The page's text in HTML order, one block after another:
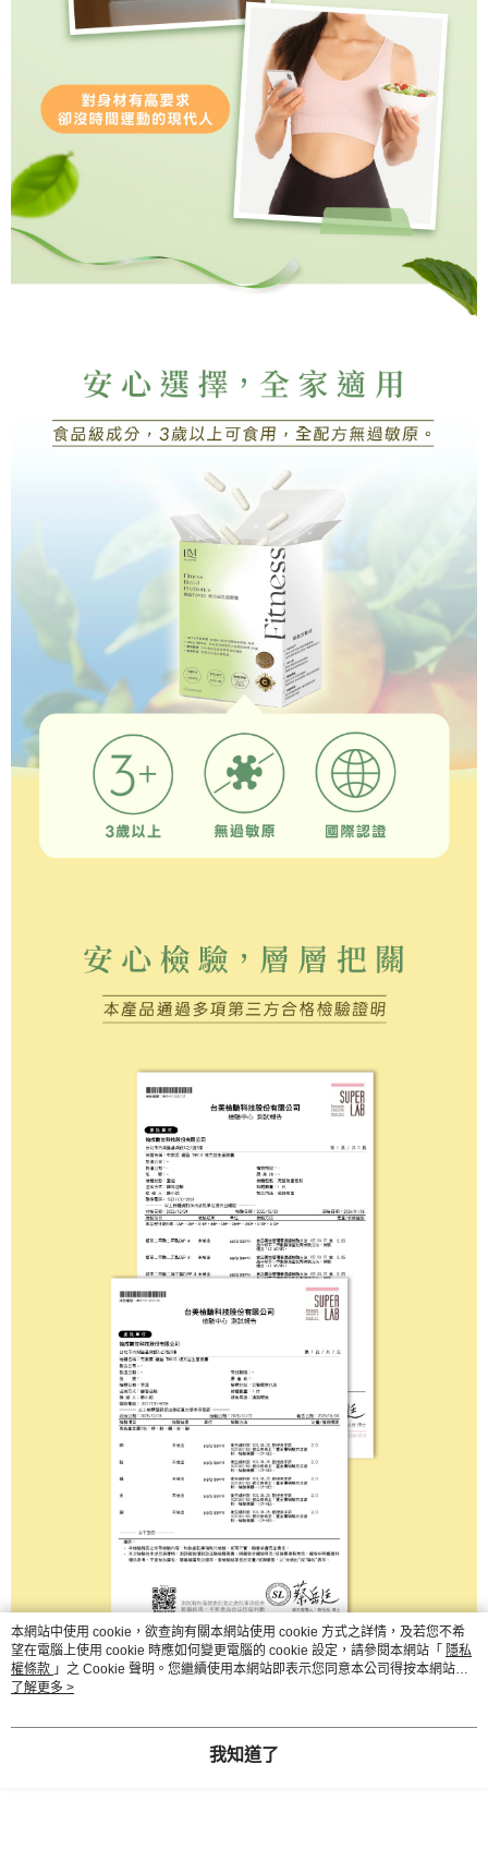
本網站中使用 cookie，欲查詢有關本網站使用 cookie 方式之詳情，及若您不希
望在電腦上使用 cookie 時應如何變更電腦的 cookie 設定，請參閱本網站「 隱私
權條款 」之 Cookie 聲明。您繼續使用本網站即表示您同意本公司得按本網站使
用條款之 Cookie 聲明使用 cookie。
了解更多 >
我知道了